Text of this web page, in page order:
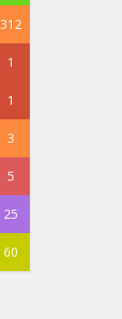
312
1
1
3
5
25
60